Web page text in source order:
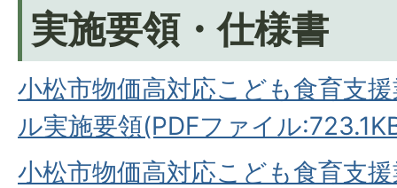
実施要領・仕様書
小松市物価高対応こども食育支
ル実施要領(PDFファイル
小松市物価高対応こども食育支